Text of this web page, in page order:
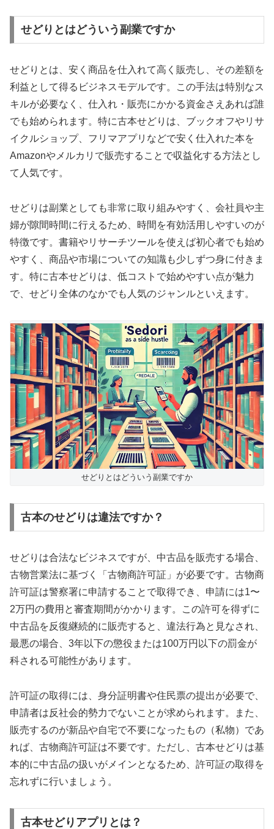
せどりとはどういう副業ですか
せどりとは、安く商品を仕入れて高く販売し、その差額を
利益として得るビジネスモデルです。この手法は特別なス
キルが必要なく、仕入れ・販売にかかる資金さえあれば誰
でも始められます。特に古本せどりは、ブックオフやリサ
イクルショップ、フリマアプリなどで安く仕入れた本を
Amazonやメルカリで販売することで収益化する方法とし
て人気です。
せどりは副業としても非常に取り組みやすく、会社員や主
婦が隙間時間に行えるため、時間を有効活用しやすいのが
特徴です。書籍やリサーチツールを使えば初心者でも始め
やすく、商品や市場についての知識も少しずつ身に付きま
す。特に古本せどりは、低コストで始めやすい点が魅力
で、せどり全体のなかでも人気のジャンルといえます。
せどりとはどういう副業ですか
古本のせどりは違法ですか？
せどりは合法なビジネスですが、中古品を販売する場合、
古物営業法に基づく「古物商許可証」が必要です。古物商
許可証は警察署に申請することで取得でき、申請には1〜
2万円の費用と審査期間がかかります。この許可を得ずに
中古品を反復継続的に販売すると、違法行為と見なされ、
最悪の場合、3年以下の懲役または100万円以下の罰金が
科される可能性があります。
許可証の取得には、身分証明書や住民票の提出が必要で、
申請者は反社会的勢力でないことが求められます。また、
販売するのが新品や自宅で不要になったもの（私物）であ
れば、古物商許可証は不要です。ただし、古本せどりは基
本的に中古品の扱いがメインとなるため、許可証の取得を
忘れずに行いましょう。
古本せどりアプリとは？